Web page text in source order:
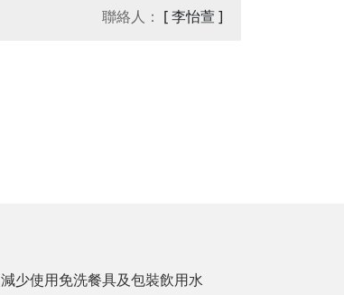
聯絡人： [ 李怡萱 ]
減少使用免洗餐具及包裝飲用水